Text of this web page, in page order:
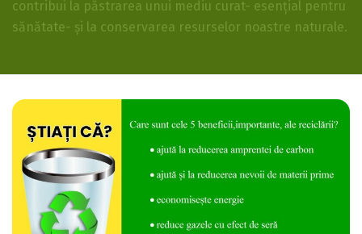
contribui la păstrarea unui mediu curat- esenţial pentru
sănătate- și la conservarea resurselor noastre naturale.